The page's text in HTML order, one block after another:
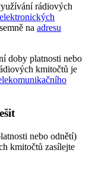
rádiových
na adresu
doby platnosti nebo
kmitočtů je
nebo odnětí)
kmitočtů zasílejte